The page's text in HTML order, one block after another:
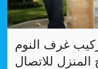
غرف النوم
للاتصال